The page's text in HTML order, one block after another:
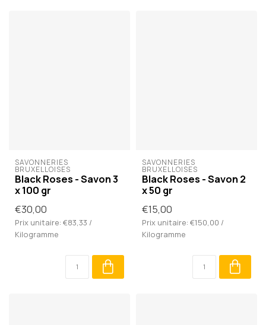
SAVONNERIES
BRUXELLOISES
Black Roses - Savon 3
x 100 gr
€30,00
Prix unitaire: €83,33 /
Kilogramme
SAVONNERIES
BRUXELLOISES
Black Roses - Savon 2
x 50 gr
€15,00
Prix unitaire: €150,00 /
Kilogramme